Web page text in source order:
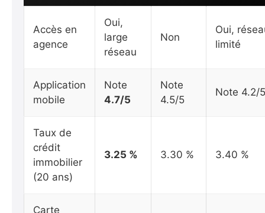
Accès en
agence
Oui,
large
réseau
Non
Oui,
limité
Application
mobile
Note
4.7/5
Note
4.5/5
Note 4.2/5
Taux de
crédit
immobilier
(20 ans)
3.25 % 3.30 % 3.40 %
Carte